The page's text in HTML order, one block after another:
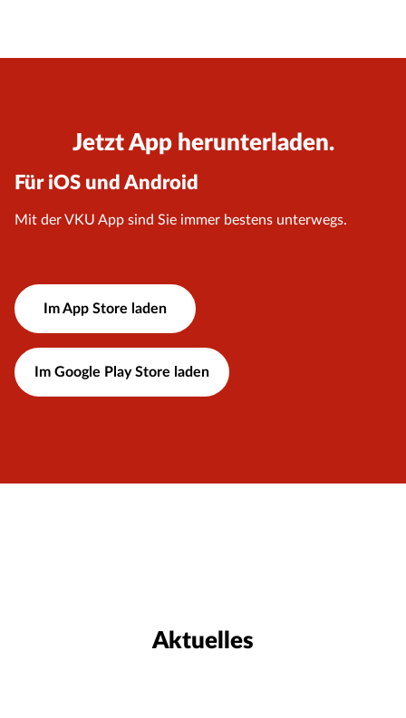
Jetzt App herunterladen.
Für iOS und Android
Mit der VKU App sind Sie immer bestens unterwegs.
Im App Store laden
Im Google Play Store laden
Aktuelles